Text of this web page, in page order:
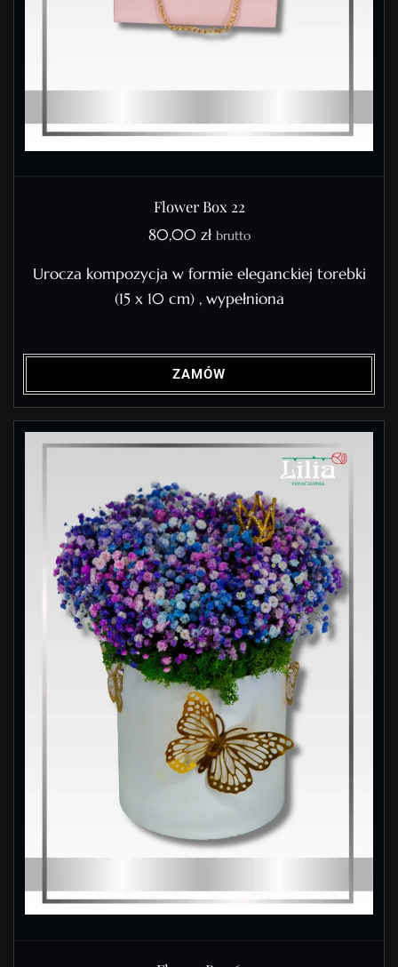
Flower Box 22
80,00 zł brutto
Urocza kompozycja w formie eleganckiej torebki
(15 x 10 cm) , wypełniona
ZAMÓW